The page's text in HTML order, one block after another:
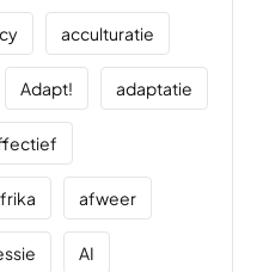
acculturatie
Adapt! adaptatie
afweer
AI